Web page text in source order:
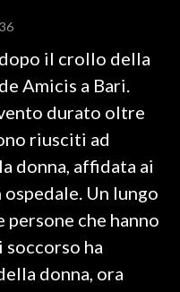
dopo il crollo della
Amicis a Bari.
durato oltre
riusciti ad
donna, affidata ai
Un lungo
che hanno
ha
donna, ora